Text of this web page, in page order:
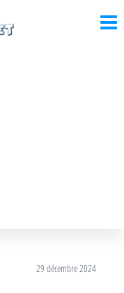
29 décembre 2024